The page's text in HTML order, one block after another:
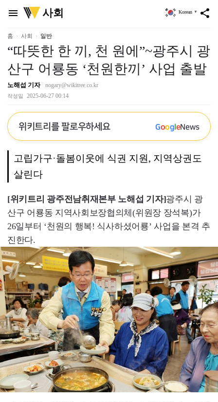
menu
위
키
리
사회 share
Korean ▼
홈 사회 일반
“따뜻한 한 끼, 천 원에”~광주시 광
산구 어룡동 ‘천원한끼’ 사업 출발
노해섭 기자 nogary@wikitree.co.kr
작성일 2025-06-27 00:14
위키트리를 팔로우하세요 GoogleNews
고립가구·돌봄이웃에 식권 지원, 지역상권도
살린다
[위키트리 광주전남취재본부 노해섭 기자]광주시 광
산구 어룡동 지역사회보장협의체(위원장 장석복)가
26일부터 ‘천원의 행복! 식사하셨어룡’ 사업을 본격 추
진한다.